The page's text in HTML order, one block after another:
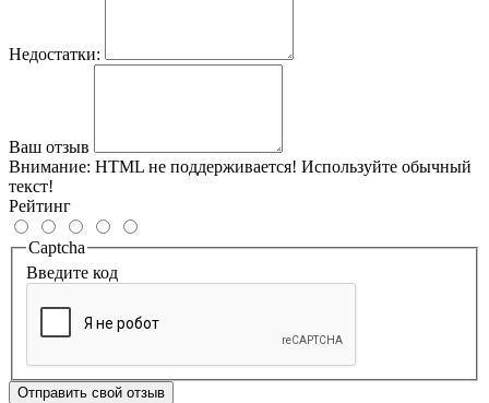
Недостатки:
Ваш отзыв
Внимание: HTML не поддерживается! Используйте обычный
текст!
Рейтинг
Captcha
Введите код
Отправить свой отзыв